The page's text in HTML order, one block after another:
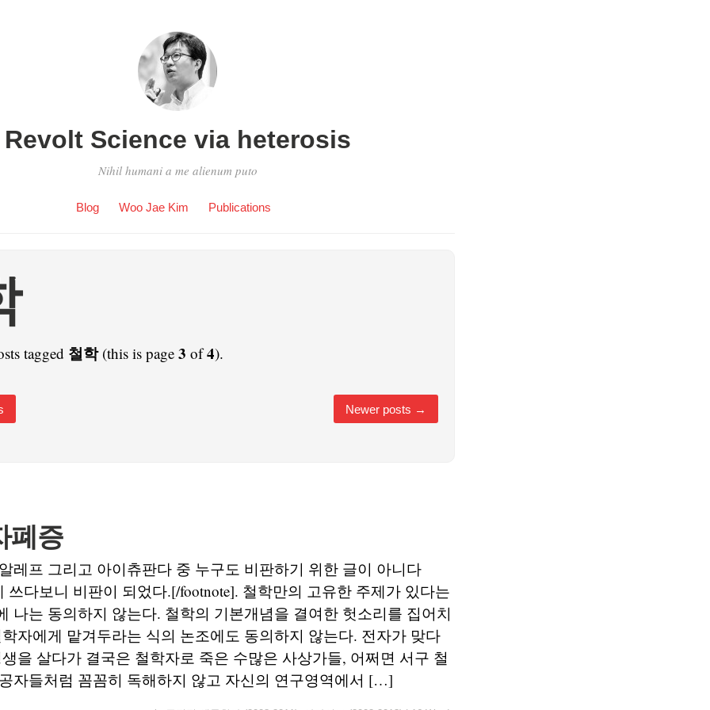
Revolt Science via heterosis
Nihil humani a me alienum puto
Blog Woo Jae Kim Publications
tagged 철학(this is page 3 of4).
Newer posts →
폐증
레프 그리고 아이츄판다 중 누구도 비판하기 위한 글이 아니다
쓰다보니 비판이 되었다.[/footnote]. 철학만의 고유한 주제가 있다는
나는 동의하지 않는다. 철학의 기본개념을 결여한 헛소리를 집어치
자에게 맡겨두라는 식의 논조에도 동의하지 않는다. 전자가 맞다
을 살다가 결국은 철학자로 죽은 수많은 사상가들, 어쩌면 서구 철
자들처럼 꼼꼼히 독해하지 않고 자신의 연구영역에서 […]